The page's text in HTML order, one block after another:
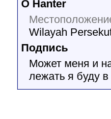
О Hanter
Wilayah
Подпись
Может меня и
лежать я буду в